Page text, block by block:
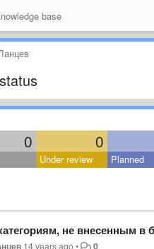
base
0 0
Under review Planned
не внесенным в бюджет не
14 years ago• 0